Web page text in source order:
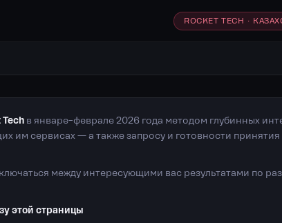
ROCKET TECH ·
в январе–феврале 2026 года методом глубинных
им сервисах — а также запросу и готовности принятия
между интересующими вас результатами по
этой страницы